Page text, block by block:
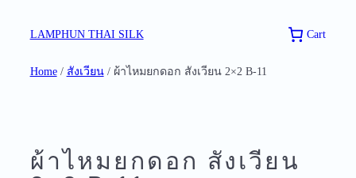
LAMPHUN THAI SILK Cart
Home/ สังเวียน/ ผ้าไหมยกดอก สังเวียน 2×2 B-11
ผ้าไหมยกดอก สังเวียน